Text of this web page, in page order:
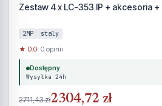
Zestaw 4 x LC-353 IP + akcesoria +
2MP staly
★ 0.0· 0 opinii
Dostępny
Wysyłka 24h
2711,43 zł2304,72 zł